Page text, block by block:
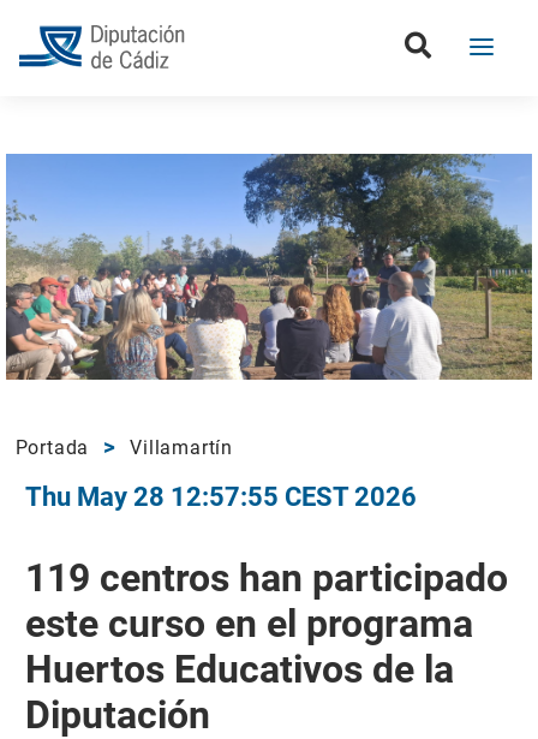
Portada Villamartín
Thu May 28 12:57:55 CEST 2026
119 centros han participado
este curso en el programa
Huertos Educativos de la
Diputación